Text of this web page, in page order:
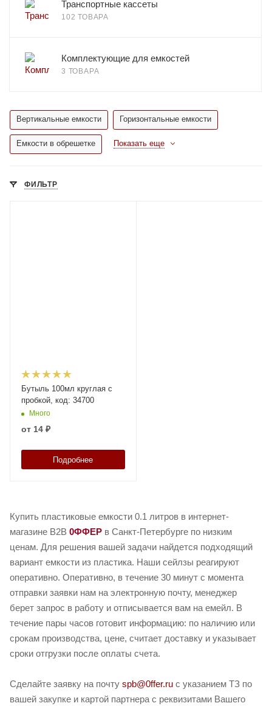
Транспортные кассеты
102 ТОВАРА
Комплектующие для емкостей
3 ТОВАРА
Вертикальные емкости Горизонтальные емкости
Емкости в обрешетке Показать еще
ФИЛЬТР
Бутыль 100мл круглая с
пробкой, код: 34700
Много
от 14 ₽
Подробнее
Купить пластиковые емкости 0.1 литров в интернет-
магазине B2B 0ФФЕР в Санкт-Петербурге по низким
ценам. Для решения вашей задачи найдется подходящий
вариант емкости из пластика. Наши сейлзы реагируют
оперативно. Оперативно, в течение 30 минут с момента
отправки заявки нам на электронную почту, менеджер
берет запрос в работу и отписывается вам на емейл. В
течение пары часов готовит информацию: по наличию или
срокам производства, цене, считает доставку и указывает
сроки отгрузки после оплаты счета.
Сделайте заявку на почту spb@0ffer.ru с указанием ТЗ по
вашей закупке и картой партнера с реквизитами Вашего